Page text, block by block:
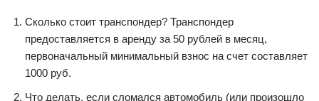
Сколько стоит транспондер? Транспондер
предоставляется в аренду за 50 рублей в месяц,
первоначальный минимальный взнос на счет составляет
1000 руб.
Что делать, если сломался автомобиль (или произошло